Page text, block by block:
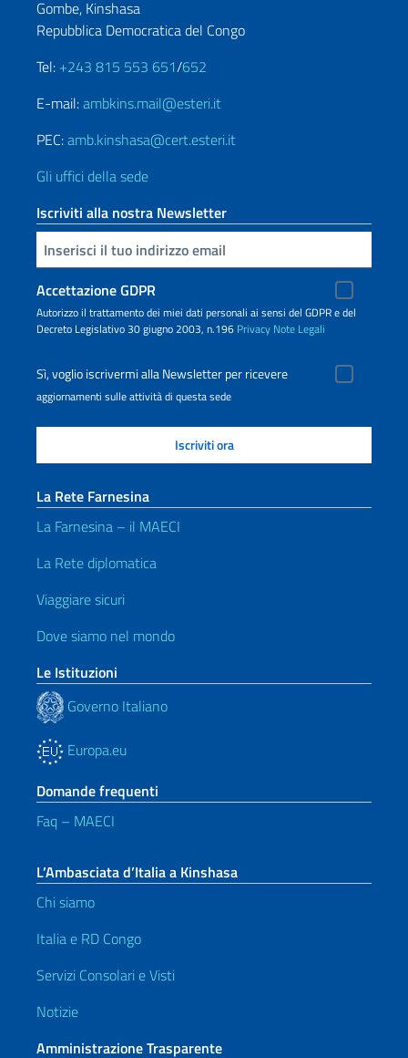
Gombe, Kinshasa
Repubblica Democratica del Congo
Tel: +243 815 553 651/652
E-mail:ambkins.mail@esteri.it
PEC:amb.kinshasa@cert.esteri.it
Gli uffici della sede
Iscriviti alla nostra Newsletter
Inserisci la tua email
Accettazione GDPR
Autorizzo il trattamento dei miei dati personali ai sensi del GDPR e del
Decreto Legislativo 30 giugno 2003, n.196 Privacy Note Legali
Sì, voglio iscrivermi alla Newsletter per ricevere
aggiornamenti sulle attività di questa sede
La Rete Farnesina
La Farnesina – il MAECI
La Rete diplomatica
Viaggiare sicuri
Dove siamo nel mondo
Le Istituzioni
Governo Italiano
Europa.eu
Domande frequenti
Faq – MAECI
L’Ambasciata d’Italia a Kinshasa
Chi siamo
Italia e RD Congo
Servizi Consolari e Visti
Notizie
Amministrazione Trasparente